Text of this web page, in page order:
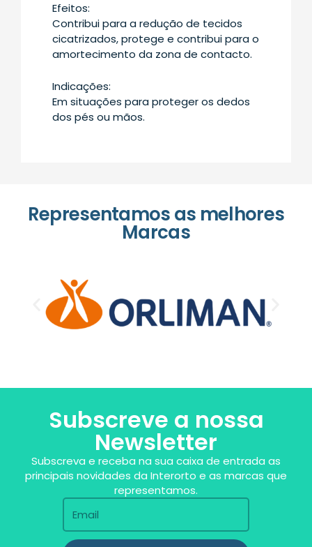
Efeitos:
Contribui para a redução de tecidos
cicatrizados, protege e contribui para o
amortecimento da zona de contacto.
Indicações:
Em situações para proteger os dedos
dos pés ou mãos.
Representamos as melhores
Marcas
Subscreve a nossa
Newsletter
Subscreva e receba na sua caixa de entrada as
principais novidades da Interorto e as marcas que
representamos.